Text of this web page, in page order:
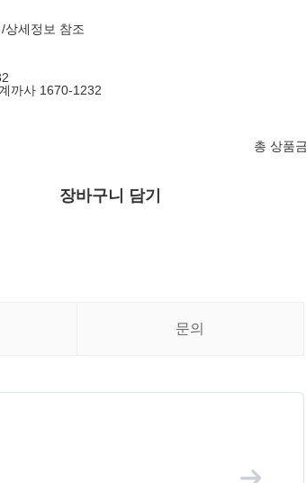
상세정보 참조
까사 1670-1232
총 상품
장바구니 담기
문의